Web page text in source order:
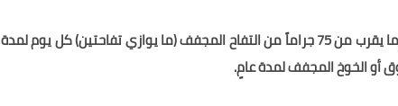
وقام فريق البحث في هذه الدراسة بمطالبة 45 سيدة بتناول ما يقرب من 75 جراماً من التفاح المجفف (ما يوازي تفاحتين) كل يوم لمدة